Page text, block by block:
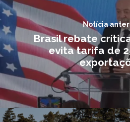
Notícia
Brasil rebate
evita tarifa de